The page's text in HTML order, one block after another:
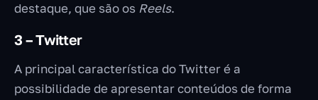
destaque, que são os Reels.
3 – Twitter
A principal característica do Twitter é a
possibilidade de apresentar conteúdos de forma